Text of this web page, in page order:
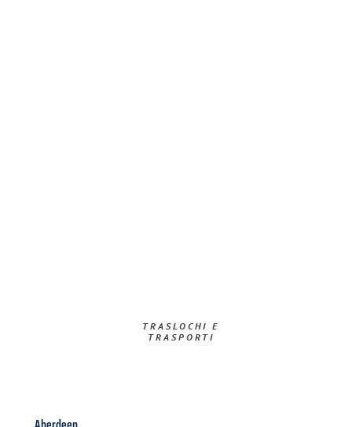
TRASLOCHI E
TRASPORTI​